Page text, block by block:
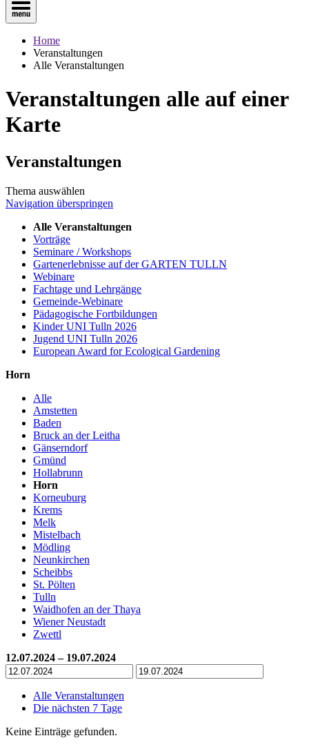
Home
Veranstaltungen
Alle Veranstaltungen
Veranstaltungen alle auf einer
Karte
Veranstaltungen
Thema auswählen
Navigation überspringen
Alle Veranstaltungen
Vorträge
Seminare / Workshops
Gartenerlebnisse auf der GARTEN TULLN
Webinare
Fachtage und Lehrgänge
Gemeinde-Webinare
Pädagogische Fortbildungen
Kinder UNI Tulln 2026
Jugend UNI Tulln 2026
European Award for Ecological Gardening
Horn
Alle
Amstetten
Baden
Bruck an der Leitha
Gänserndorf
Gmünd
Hollabrunn
Horn
Korneuburg
Krems
Melk
Mistelbach
Mödling
Neunkirchen
Scheibbs
St. Pölten
Tulln
Waidhofen an der Thaya
Wiener Neustadt
Zwettl
12.07.2024 – 19.07.2024
Alle Veranstaltungen
Die nächsten 7 Tage
Keine Einträge gefunden.